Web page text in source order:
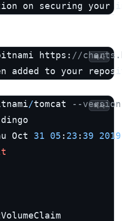
on securing
https: //
added to your
복사
/tomcat
--
Oct 31 05 : 23 : 39
2019
복사